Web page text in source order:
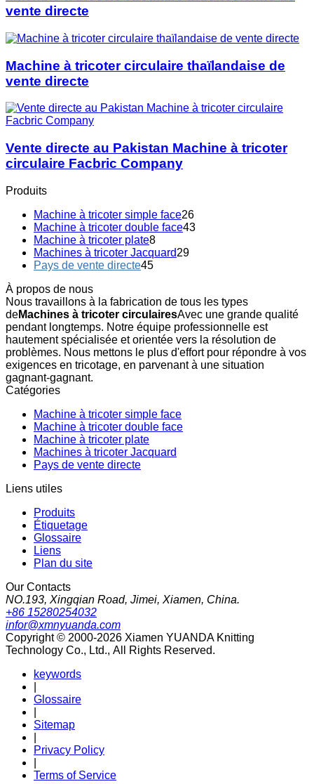
vente directe
Machine à tricoter circulaire thaïlandaise de
vente directe
Vente directe au Pakistan Machine à tricoter
circulaire Facbric Company
Produits
Machine à tricoter simple face26
Machine à tricoter double face43
Machine à tricoter plate8
Machines à tricoter Jacquard29
Pays de vente directe45
À propos de nous
Nous travaillons à la fabrication de tous les types
deMachines à tricoter circulairesAvec une grande qualité
pendant longtemps. Notre équipe professionnelle est
hautement spécialisée et orientée vers la résolution de
problèmes. Nous mettons le plus d'effort pour répondre à vos
exigences en tricotage, en parvenant à une situation
gagnant-gagnant.
Catégories
Machine à tricoter simple face
Machine à tricoter double face
Machine à tricoter plate
Machines à tricoter Jacquard
Pays de vente directe
Liens utiles
Produits
Étiquetage
Glossaire
Liens
Plan du site
Our Contacts
NO.193, Xingqian Road, Jimei, Xiamen, China.
+86 15280254032
infor@xmnyuanda.com
Copyright © 2000-2026 Xiamen YUANDA Knitting
Technology Co., Ltd., All Rights Reserved.
keywords
Glossaire
Sitemap
Privacy Policy
Terms of Service